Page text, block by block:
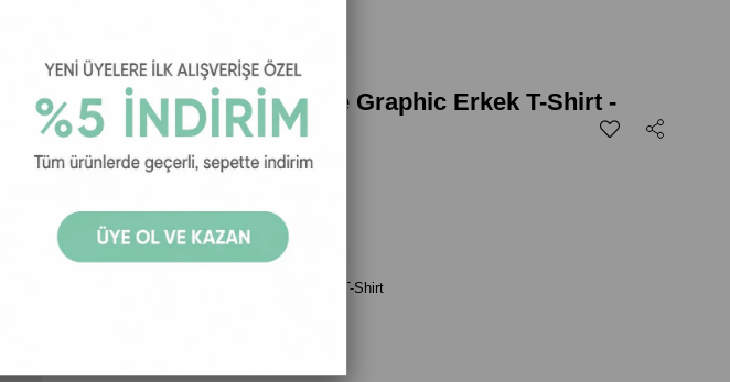
Erkek T-Shirt - Lime
Helly Hansen HP Race Graphic Erkek T-Shirt -
Lime
Helly Hansen HP Race Graphic Erkek T-Shirt